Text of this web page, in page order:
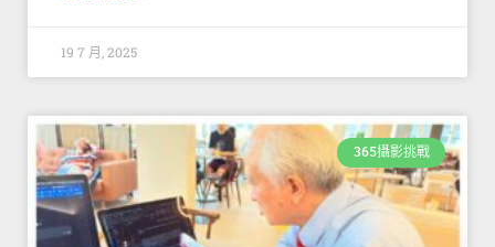
19 7 月, 2025
365攝影挑戰